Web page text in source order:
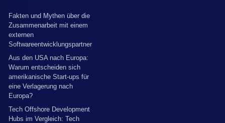
Fakten und Mythen über die
Zusammenarbeit mit einem
externen
Softwareentwicklungspartner
Aus den USA nach Europa:
Warum entscheiden sich
amerikanische Start-ups für
eine Verlagerung nach
Europa?
Tech Offshore Development
Hubs im Vergleich: Tech